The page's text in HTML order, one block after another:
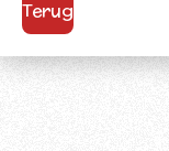
Terug